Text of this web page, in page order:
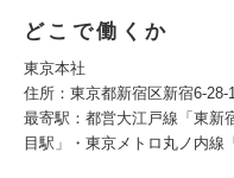
どこで働くか
東京本社
住所：東京都新宿区新宿6-28-
最寄駅：都営大江戸線「東新
目駅」・東京メトロ丸ノ内線